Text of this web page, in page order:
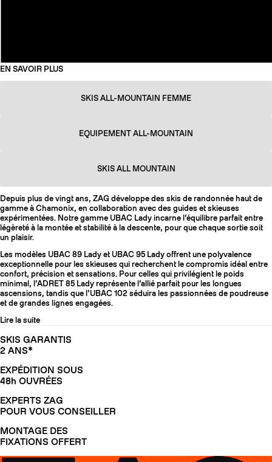
EN SAVOIR PLUS
SKIS ALL-MOUNTAIN FEMME
EQUIPEMENT ALL-MOUNTAIN
SKIS ALL MOUNTAIN
Depuis plus de vingt ans, ZAG développe des skis de randonnée haut de
gamme à Chamonix, en collaboration avec des guides et skieuses
expérimentées. Notre gamme UBAC Lady incarne l’équilibre parfait entre
légèreté à la montée et stabilité à la descente, pour que chaque sortie soit
un plaisir.
Les modèles UBAC 89 Lady et UBAC 95 Lady offrent une polyvalence
exceptionnelle pour les skieuses qui recherchent le compromis idéal entre
confort, précision et sensations. Pour celles qui privilégient le poids
minimal, l’ADRET 85 Lady représente l’allié parfait pour les longues
ascensions, tandis que l’UBAC 102 séduira les passionnées de poudreuse
et de grandes lignes engagées.
Lire la suite
SKIS GARANTIS
2 ANS*
EXPÉDITION SOUS
48h OUVRÉES
EXPERTS ZAG
POUR VOUS CONSEILLER
MONTAGE DES
FIXATIONS OFFERT